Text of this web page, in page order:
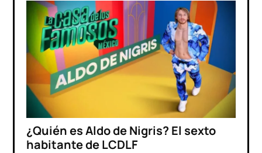
¿Quién es Aldo de Nigris? El sexto
habitante de LCDLF